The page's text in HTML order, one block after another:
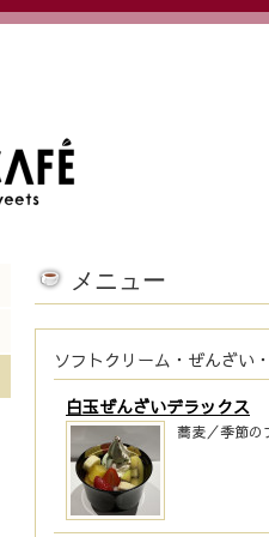
メニュー
ソフトクリーム・ぜんざい
白玉ぜんざいデラックス
蕎麦／季節の